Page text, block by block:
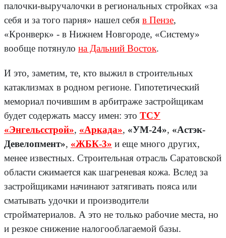
палочки-выручалочки в региональных стройках «за
себя и за того парня» нашел себя в Пензе,
«Кронверк» - в Нижнем Новгороде, «Систему»
вообще потянуло на Дальний Восток.
И это, заметим, те, кто выжил в строительных
катаклизмах в родном регионе. Гипотетический
мемориал почившим в арбитраже застройщикам
будет содержать массу имен: это ТСУ
«Энгельсстрой», «Аркада», «УМ-24», «Астэк-
Девелопмент», «ЖБК-3» и еще много других,
менее известных. Строительная отрасль Саратовской
области сжимается как шагреневая кожа. Вслед за
застройщиками начинают затягивать пояса или
сматывать удочки и производители
стройматериалов. А это не только рабочие места, но
и резкое снижение налогооблагаемой базы.